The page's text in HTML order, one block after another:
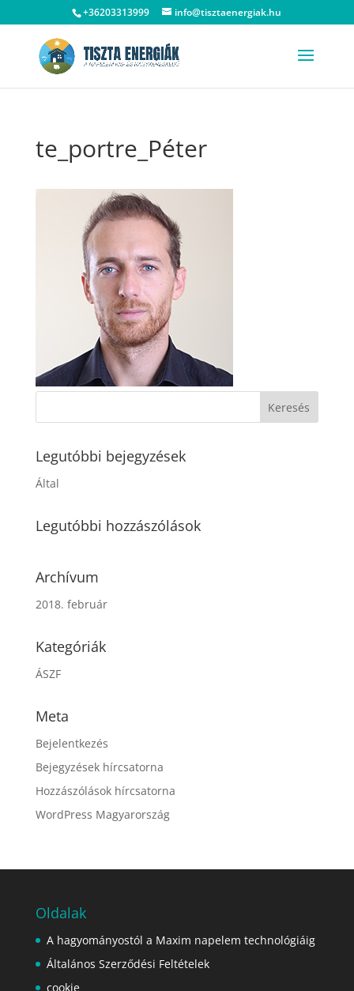
+36203313999 info@tisztaenergiak.hu
te_portre_Péter
Legutóbbi bejegyzések
Által
Legutóbbi hozzászólások
Archívum
2018. február
Kategóriák
ÁSZF
Meta
Bejelentkezés
Bejegyzések hírcsatorna
Hozzászólások hírcsatorna
WordPress Magyarország
Oldalak
A hagyományostól a Maxim napelem technológiáig
Általános Szerződési Feltételek
cookie